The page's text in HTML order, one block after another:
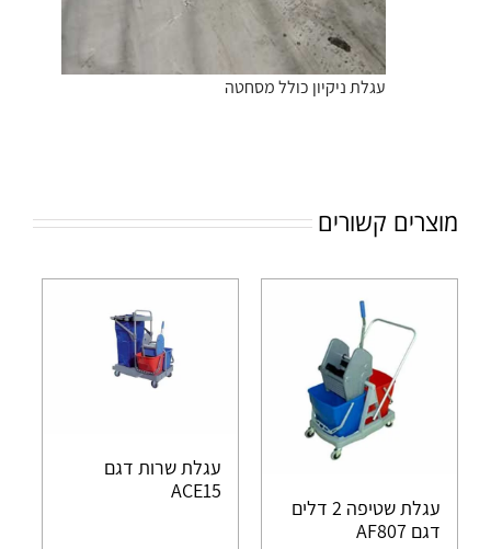
עגלת ניקיון כולל מסחטה
מוצרים קשורים
עגלת שטיפה 2 דלים
דגם AF807
עגלת שרות דגם
ACE15